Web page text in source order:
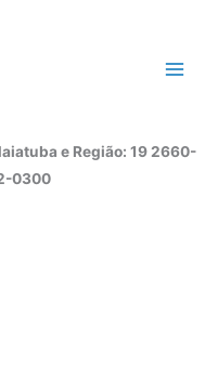
e Região: 19 2660-
0300